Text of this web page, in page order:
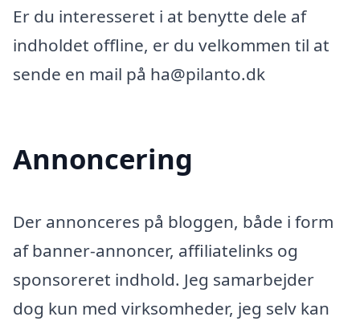
Er du interesseret i at benytte dele af
indholdet offline, er du velkommen til at
sende en mail på ha@pilanto.dk
Annoncering
Der annonceres på bloggen, både i form
af banner-annoncer, affiliatelinks og
sponsoreret indhold. Jeg samarbejder
dog kun med virksomheder, jeg selv kan